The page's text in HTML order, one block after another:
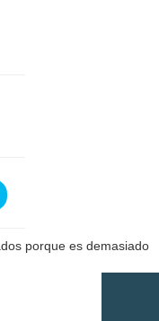
porque es demasiado